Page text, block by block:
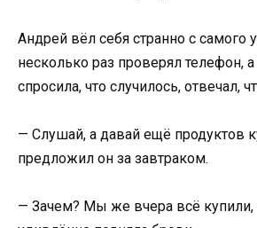
Андрей вёл себя странно с самого
несколько раз проверял телефон,
спросила, что случилось, отвечал,
— Слушай, а давай ещё продуктов
предложил он за завтраком.
— Зачем? Мы же вчера всё